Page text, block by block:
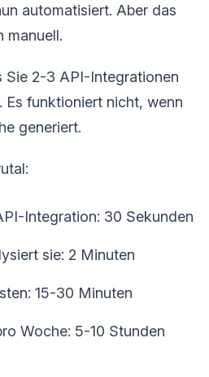
automatisiert. Aber das
manuell.
Sie 2-3 API-Integrationen
Es funktioniert nicht, wenn
generiert.
Integration: 30 Sekunden
sie: 2 Minuten
15-30 Minuten
Woche: 5-10 Stunden